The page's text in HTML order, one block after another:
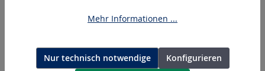
Hydraulikschlauch kpl.
Mehr Informationen ...
Nur technisch notwendige
Konfigurieren